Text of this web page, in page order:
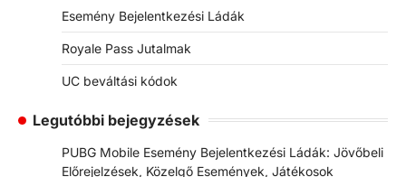
Esemény Bejelentkezési Ládák
Royale Pass Jutalmak
UC beváltási kódok
Legutóbbi bejegyzések
PUBG Mobile Esemény Bejelentkezési Ládák: Jövőbeli
Előrejelzések, Közelgő Események, Játékosok